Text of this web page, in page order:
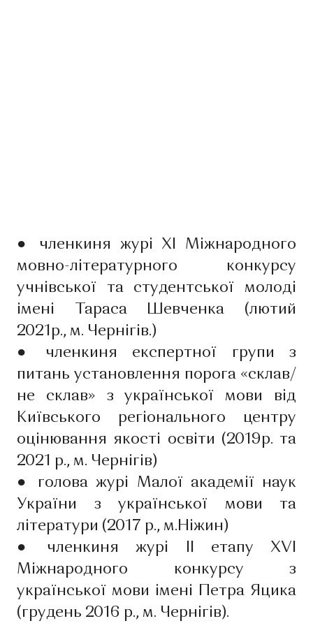
● членкиня журі ХІ Міжнародного
мовно-літературного конкурсу
учнівської та студентської молоді
імені Тараса Шевченка (лютий
2021р., м. Чернігів.)
● членкиня експертної групи з
питань установлення порога «склав/
не склав» з української мови від
Київського регіонального центру
оцінювання якості освіти (2019р. та
2021 р., м. Чернігів)
● голова журі Малої академії наук
України з української мови та
літератури (2017 р., м.Ніжин)
● членкиня журі ІІ етапу ХVІ
Міжнародного конкурсу з
української мови імені Петра Яцика
(грудень 2016 р., м. Чернігів).